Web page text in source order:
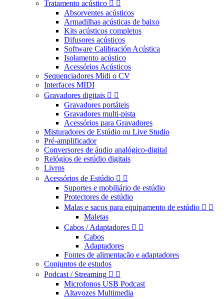
Tratamento acústico  
Absorventes acústicos
Armadilhas acústicas de baixo
Kits acústicos completos
Difusores acústicos
Software Calibración Acústica
Isolamento acústico
Acessórios Acústicos
Sequenciadores Midi o CV
Interfaces MIDI
Gravadores digitais  
Gravadores portáteis
Gravadores multi-pista
Acessórios para Gravadores
Misturadores de Estúdio ou Live Studio
Pré-amplificador
Conversores de áudio analógico-digital
Relógios de estúdio digitais
Livros
Acessórios de Estúdio  
Suportes e mobiliário de estúdio
Protectores de estúdio
Malas e sacos para equipamento de estúdio  
Maletas
Cabos / Adaptadores  
Cabos
Adaptadores
Fontes de alimentação e adaptadores
Conjuntos de estudos
Podcast / Streaming  
Microfonos USB Podcast
Altavozes Multimedia